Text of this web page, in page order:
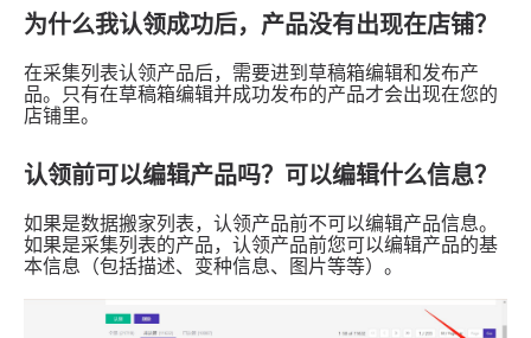
为什么我认领成功后，产品没有出现在店铺？
认领前可以编辑产品吗？可以编辑什么信息？